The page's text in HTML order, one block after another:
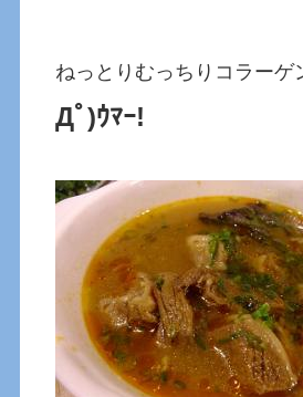
ねっとりむっちりコラーゲ
Дﾟ)ｳﾏｰ!